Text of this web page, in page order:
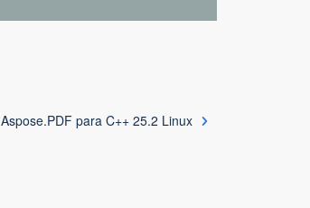
Aspose.PDF para C++ 25.2 Linux